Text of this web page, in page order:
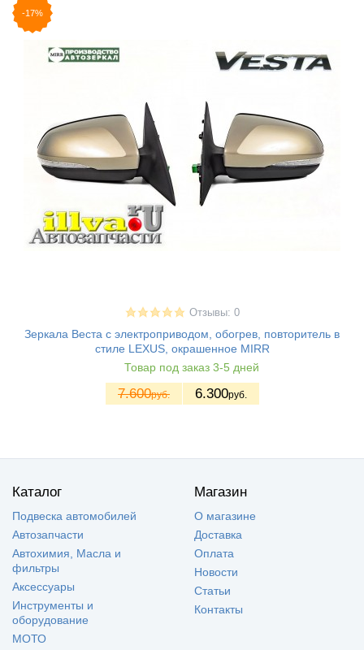
-17%
Отзывы: 0
Зеркала Веста с электроприводом, обогрев, повторитель в
стиле LEXUS, окрашенное MIRR
Товар под заказ 3-5 дней
7.600руб. 6.300руб.
Каталог
Подвеска автомобилей
Автозапчасти
Автохимия, Масла и
фильтры
Аксессуары
Инструменты и
оборудование
МОТО
Магазин
О магазине
Доставка
Оплата
Новости
Статьи
Контакты